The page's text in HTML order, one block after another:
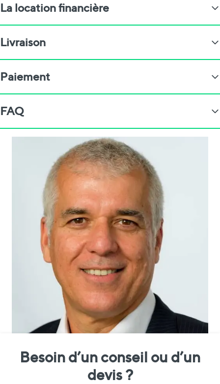
La location financière
Livraison
Paiement
FAQ
Besoin d’un conseil ou d’un
devis ?